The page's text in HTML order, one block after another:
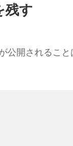
残す
公開されること